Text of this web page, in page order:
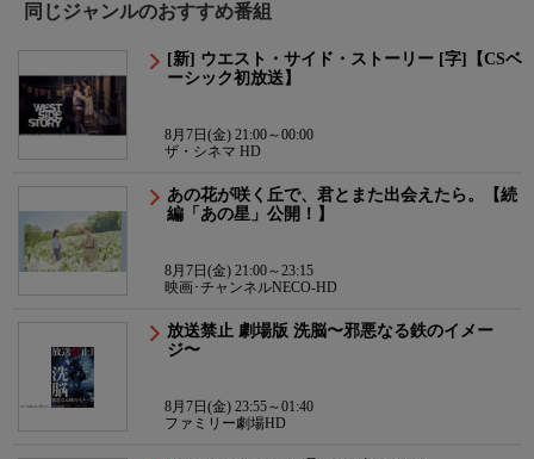
同じジャンルのおすすめ番組
[新] ウエスト・サイド・ストーリー [字]【CSベ
ーシック初放送】
8月7日(金) 21:00～00:00
ザ・シネマ HD
あの花が咲く丘で、君とまた出会えたら。【続
編「あの星」公開！】
8月7日(金) 21:00～23:15
映画･チャンネルNECO-HD
放送禁止 劇場版 洗脳〜邪悪なる鉄のイメー
ジ〜
8月7日(金) 23:55～01:40
ファミリー劇場HD